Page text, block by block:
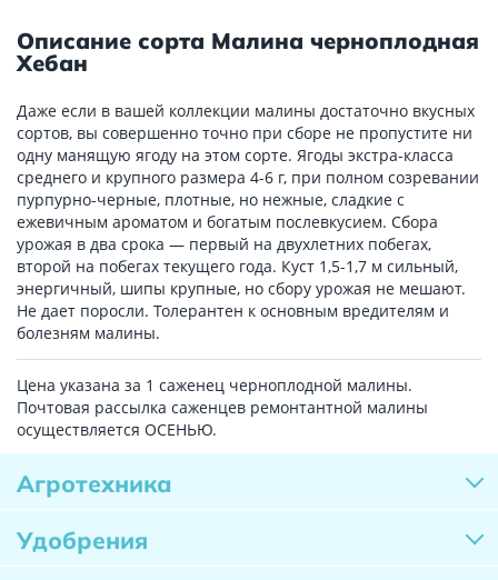
Описание сорта Малина черноплодная
Хебан
Даже если в вашей коллекции малины достаточно вкусных
сортов, вы совершенно точно при сборе не пропустите ни
одну манящую ягоду на этом сорте. Ягоды экстра-класса
среднего и крупного размера 4-6 г, при полном созревании
пурпурно-черные, плотные, но нежные, сладкие с
ежевичным ароматом и богатым послевкусием. Сбора
урожая в два срока — первый на двухлетних побегах,
второй на побегах текущего года. Куст 1,5-1,7 м сильный,
энергичный, шипы крупные, но сбору урожая не мешают.
Не дает поросли. Толерантен к основным вредителям и
болезням малины.
Цена указана за 1 саженец черноплодной малины.
Почтовая рассылка саженцев ремонтантной малины
осуществляется ОСЕНЬЮ.
Агротехника
Удобрения